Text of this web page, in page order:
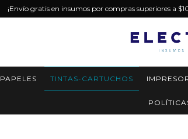
¡Envío gratis en insumos por compras superiores a
PAPELES TINTAS-CARTUCHOS